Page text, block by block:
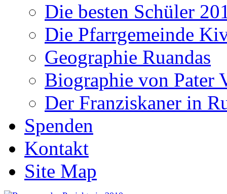
Die besten Schüler
Die Pfarrgemeinde
Geographie Ruandas
Biographie von Pater
Der Franziskaner in
Spenden
Kontakt
Site Map